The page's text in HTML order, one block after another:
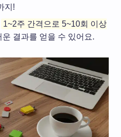
지!
1~2주 간격으로 5~10회 이상
운 결과를 얻을 수 있어요.